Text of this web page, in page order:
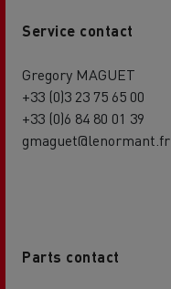
Service contact
Gregory MAGUET
+33 (0)3 23 75 65 00
+33 (0)6 84 80 01 39
gmaguet@lenormant.fr
Parts contact